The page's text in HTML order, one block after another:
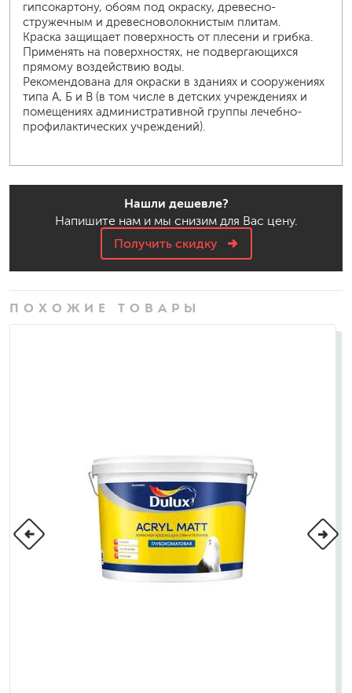
гипсокартону, обоям под окраску, древесно-
стружечным и древесноволокнистым плитам.
Краска защищает поверхность от плесени и грибка.
Применять на поверхностях, не подвергающихся
прямому воздействию воды.
Рекомендована для окраски в зданиях и сооружениях
типа А, Б и В (в том числе в детских учреждениях и
помещениях административной группы лечебно-
профилактических учреждений).
Нашли дешевле?
Напишите нам и мы снизим для Вас цену.
Получить скидку
ПОХОЖИЕ ТОВАРЫ